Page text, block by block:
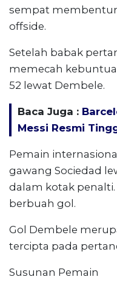
sempat membentur
offside.
Setelah babak
memecah
52 lewat Dembele.
Baca Juga :
Messi Resmi
Pemain
gawang Sociedad
dalam kotak penalti.
berbuah gol.
Gol Dembele
tercipta pada
Susunan Pemain